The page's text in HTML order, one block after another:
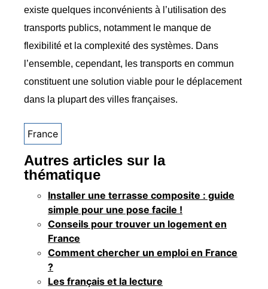
existe quelques inconvénients à l’utilisation des
transports publics, notamment le manque de
flexibilité et la complexité des systèmes. Dans
l’ensemble, cependant, les transports en commun
constituent une solution viable pour le déplacement
dans la plupart des villes françaises.
France
Autres articles sur la
thématique
Installer une terrasse composite : guide
simple pour une pose facile !
Conseils pour trouver un logement en
France
Comment chercher un emploi en France
?
Les français et la lecture